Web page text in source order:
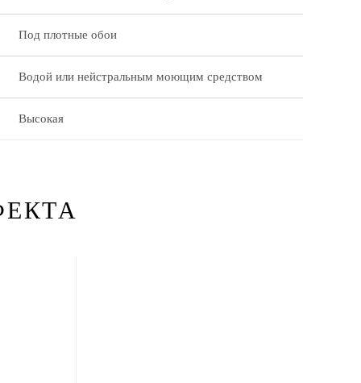
Под плотные обои
Водой или нейстральным моющим средством
Высокая